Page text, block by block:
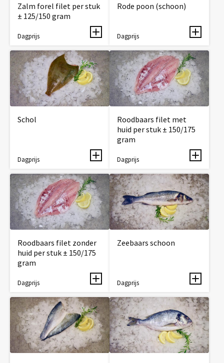
Zalm forel filet per stuk
± 125/150 gram
Dagprijs
Rode poon (schoon)
Dagprijs
Schol
Dagprijs
Roodbaars filet met
huid per stuk ± 150/175
gram
Dagprijs
Roodbaars filet zonder
huid per stuk ± 150/175
gram
Dagprijs
Zeebaars schoon
Dagprijs